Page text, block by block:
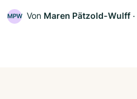
MPW Von Maren Pätzold-Wulff ‧